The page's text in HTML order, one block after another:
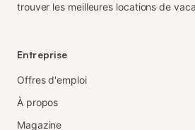
trouver les meilleures locations de
Entreprise
Offres d'emploi
À propos
Magazine